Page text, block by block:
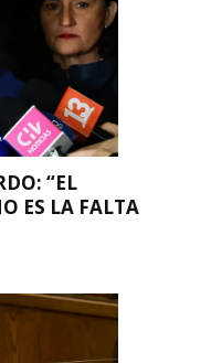
“EL
ES LA FALTA